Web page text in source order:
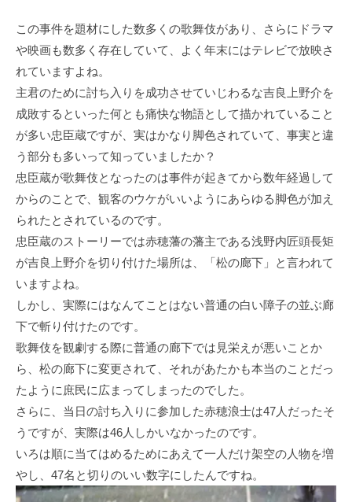
この事件を題材にした数多くの歌舞伎があり、さらにドラマ
や映画も数多く存在していて、よく年末にはテレビで放映さ
れていますよね。
主君のために討ち入りを成功させていじわるな吉良上野介を
成敗するといった何とも痛快な物語として描かれていること
が多い忠臣蔵ですが、実はかなり脚色されていて、事実と違
う部分も多いって知っていましたか？
忠臣蔵が歌舞伎となったのは事件が起きてから数年経過して
からのことで、観客のウケがいいようにあらゆる脚色が加え
られたとされているのです。
忠臣蔵のストーリーでは赤穂藩の藩主である浅野内匠頭長矩
が吉良上野介を切り付けた場所は、「松の廊下」と言われて
いますよね。
しかし、実際にはなんてことはない普通の白い障子の並ぶ廊
下で斬り付けたのです。
歌舞伎を観劇する際に普通の廊下では見栄えが悪いことか
ら、松の廊下に変更されて、それがあたかも本当のことだっ
たように庶民に広まってしまったのでした。
さらに、当日の討ち入りに参加した赤穂浪士は47人だったそ
うですが、実際は46人しかいなかったのです。
いろは順に当てはめるためにあえて一人だけ架空の人物を増
やし、47名と切りのいい数字にしたんですね。